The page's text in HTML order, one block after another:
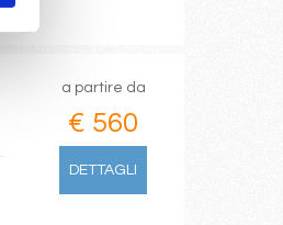
a partire da
€ 560
DETTAGLI